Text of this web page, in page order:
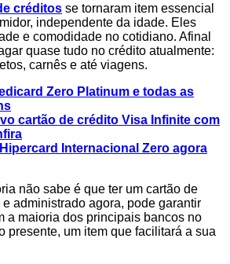
créditos se tornaram item essencial
independente da idade. Eles
e comodidade no cotidiano. Afinal
quase tudo no crédito atualmente:
carnês e até viagens.
Zero Platinum e todas as
cartão de crédito Visa Infinite com
Internacional Zero agora
não sabe é que ter um cartão de
administrado agora, pode garantir
a maioria dos principais bancos no
presente, um item que facilitará a sua